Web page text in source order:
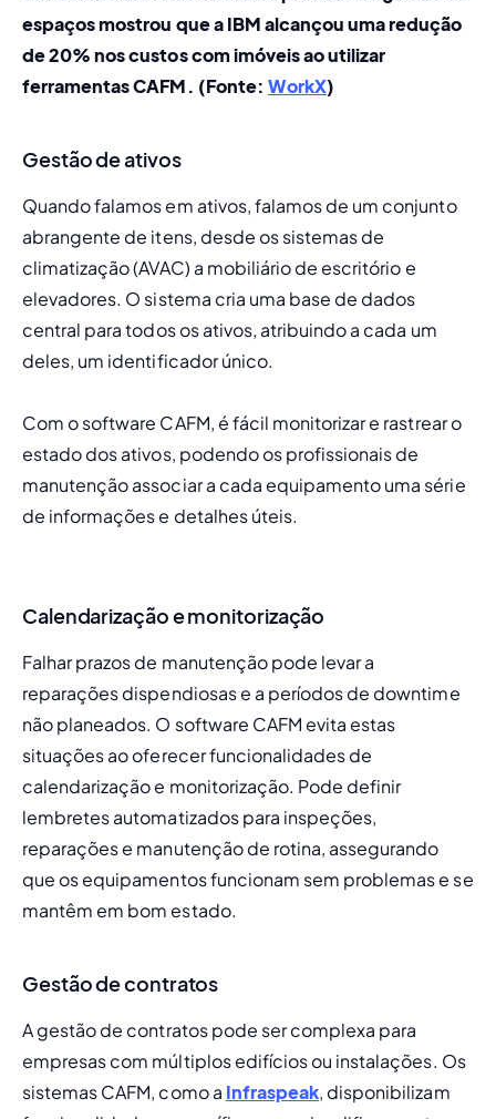
espaços mostrou que a IBM alcançou uma redução
de 20% nos custos com imóveis ao utilizar
ferramentas CAFM. (Fonte: WorkX)
Gestão de ativos
Quando falamos em ativos, falamos de um conjunto
abrangente de itens, desde os sistemas de
climatização (AVAC) a mobiliário de escritório e
elevadores. O sistema cria uma base de dados
central para todos os ativos, atribuindo a cada um
deles, um identificador único.
Com o software CAFM, é fácil monitorizar e rastrear o
estado dos ativos, podendo os profissionais de
manutenção associar a cada equipamento uma série
de informações e detalhes úteis.
Calendarização e monitorização
Falhar prazos de manutenção pode levar a
reparações dispendiosas e a períodos de downtime
não planeados. O software CAFM evita estas
situações ao oferecer funcionalidades de
calendarização e monitorização. Pode definir
lembretes automatizados para inspeções,
reparações e manutenção de rotina, assegurando
que os equipamentos funcionam sem problemas e se
mantêm em bom estado.
Gestão de contratos
A gestão de contratos pode ser complexa para
empresas com múltiplos edifícios ou instalações. Os
sistemas CAFM, como a Infraspeak, disponibilizam